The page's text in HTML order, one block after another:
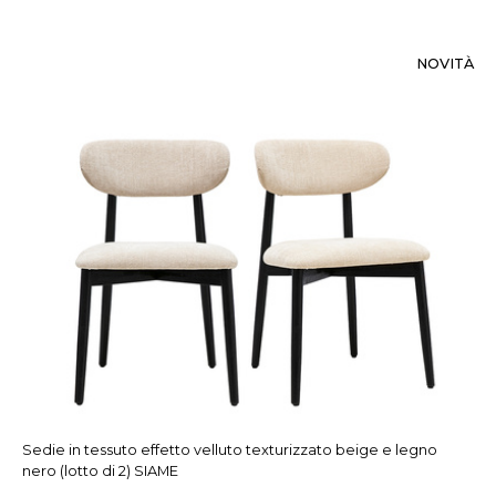
NOVITÀ
Sedie in tessuto effetto velluto texturizzato beige e legno
nero (lotto di 2) SIAME